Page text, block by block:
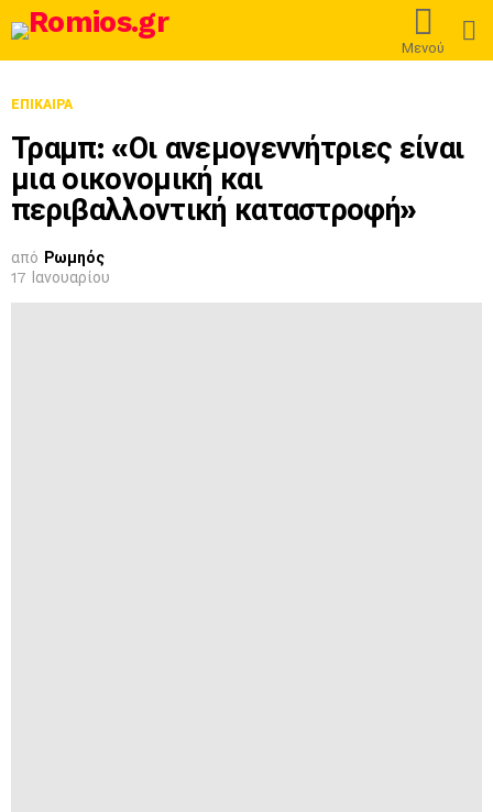
Μενού
ΕΠΊΚΑΙΡΑ
Τραμπ: «Οι ανεμογεννήτριες είναι
μια οικονομική και
περιβαλλοντική καταστροφή»
από Ρωμηός
17 Ιανουαρίου